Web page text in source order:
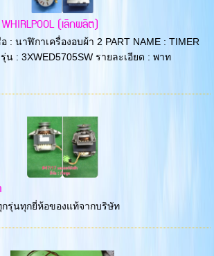
(เลิกผลิต)
: นาฬิกาเครื่องอบผ้า 2 PART NAME : TIMER
น : 3XWED5705SW รายละเอียด : พาท
กรุ่นทุกยี่ห้อของแท้จากบริษัท